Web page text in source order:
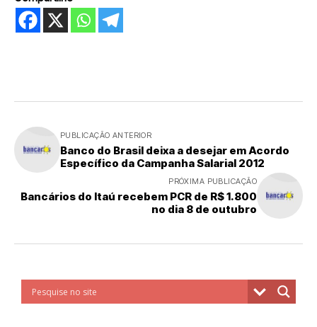
PUBLICAÇÃO ANTERIOR
Banco do Brasil deixa a desejar em Acordo
Específico da Campanha Salarial 2012
PRÓXIMA PUBLICAÇÃO
Bancários do Itaú recebem PCR de R$ 1.800
no dia 8 de outubro